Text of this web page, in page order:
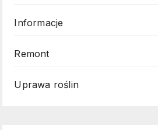
Informacje
Remont
Uprawa roślin